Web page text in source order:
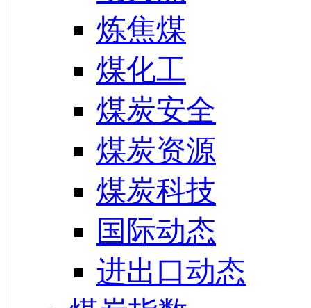
炼焦煤
煤化工
煤炭安全
煤炭资源
煤炭科技
国际动态
进出口动态